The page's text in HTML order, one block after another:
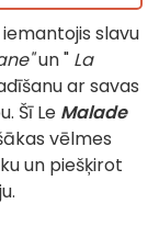
slavu
un " La
ar savas
Šī Le Malade
vēlmes
un piešķirot